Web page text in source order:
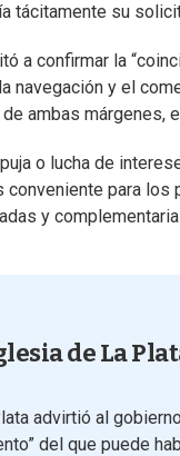
tácitamente su
a confirmar la
navegación y el
ambas márgenes,
o lucha de
conveniente para
y
de La
advirtió al
del que puede